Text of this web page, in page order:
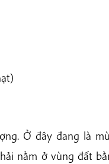
Ở đây đang là
nằm ở vùng đất